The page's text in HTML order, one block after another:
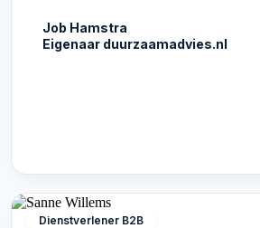
Job Hamstra
Eigenaar duurzaamadvies.nl
Dienstverlener B2B